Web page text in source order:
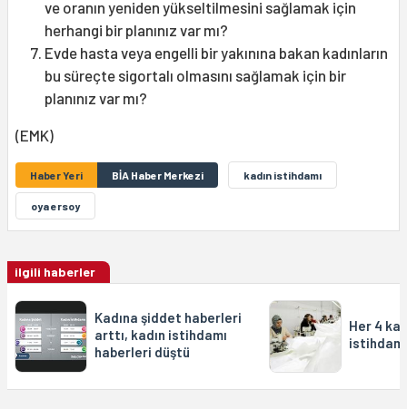
ve oranın yeniden yükseltilmesini sağlamak için
herhangi bir planınız var mı?
Evde hasta veya engelli bir yakınına bakan kadınların
bu süreçte sigortalı olmasını sağlamak için bir
planınız var mı?
(EMK)
Haber Yeri BİA Haber Merkezi kadın istihdamı
oya ersoy
ilgili haberler
Kadına şiddet haberleri
arttı, kadın istihdamı
haberleri düştü
Her 4